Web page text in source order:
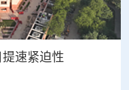
速紧迫性